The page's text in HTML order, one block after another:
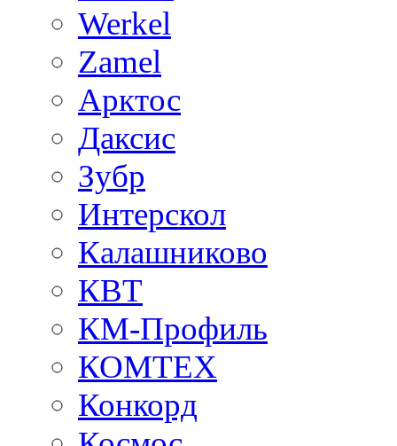
Werkel
Zamel
Арктос
Даксис
Зубр
Интерскол
Калашниково
КВТ
КМ-Профиль
КОМТЕХ
Конкорд